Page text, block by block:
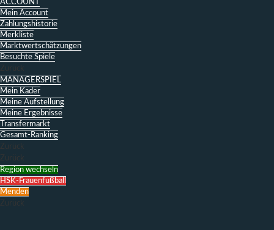
ACCOUNT
Mein Account
Zahlungshistorie
Merkliste
Marktwertschätzungen
Besuchte Spiele
Zurück
MANAGERSPIEL
Mein Kader
Meine Aufstellung
Meine Ergebnisse
Transfermarkt
Gesamt-Ranking
Zurück
Zurück
Region wechseln
HSK-Frauenfußball
Menden
Zurück